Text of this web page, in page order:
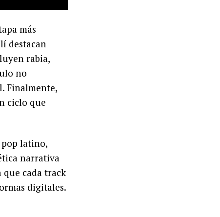
más
destacan
rabia,
no
Finalmente,
ciclo que
latino,
narrativa
cada track
digitales.